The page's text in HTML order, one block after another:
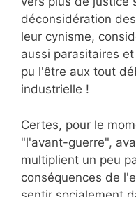
déconsidération
leur cynisme,
aussi parasitaires
pu l'être aux tout
industrielle !
Certes, pour le
"l'avant-guerre",
multiplient un peu
conséquences de